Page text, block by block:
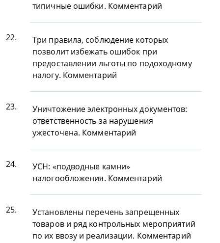
типичные ошибки. Комментарий
22.
Три правила, соблюдение которых
позволит избежать ошибок при
предоставлении льготы по подоходному
налогу. Комментарий
23.
Уничтожение электронных документов:
ответственность за нарушения
ужесточена. Комментарий
24.
УСН: «подводные камни»
налогообложения. Комментарий
25.
Установлены перечень запрещенных
товаров и ряд контрольных мероприятий
по их ввозу и реализации. Комментарий